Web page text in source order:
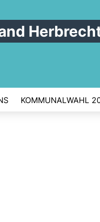
KOMMUNALWAHL